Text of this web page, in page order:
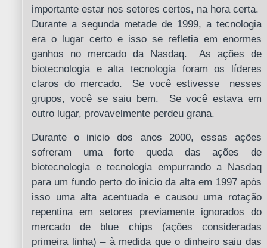
importante estar nos setores certos, na hora certa.
Durante a segunda metade de 1999, a tecnologia
era o lugar certo e isso se refletia em enormes
ganhos no mercado da Nasdaq. As ações de
biotecnologia e alta tecnologia foram os líderes
claros do mercado. Se você estivesse nesses
grupos, você se saiu bem. Se você estava em
outro lugar, provavelmente perdeu grana.
Durante o inicio dos anos 2000, essas ações
sofreram uma forte queda das ações de
biotecnologia e tecnologia empurrando a Nasdaq
para um fundo perto do inicio da alta em 1997 após
isso uma alta acentuada e causou uma rotação
repentina em setores previamente ignorados do
mercado de blue chips (ações consideradas
primeira linha) – à medida que o dinheiro saiu das